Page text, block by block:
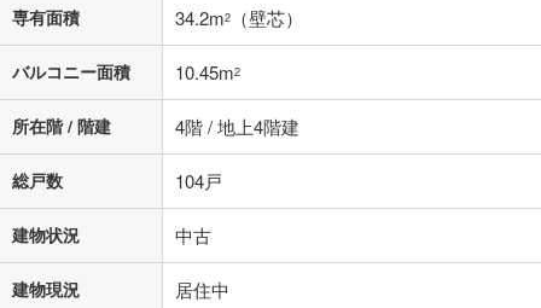
専有面積 34.2m2 （壁芯）
バルコニー面積 10.45m2
所在階 / 階建 4階 / 地上4階建
総戸数 104戸
建物状況 中古
建物現況 居住中